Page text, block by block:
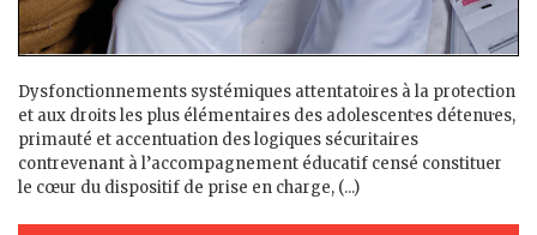
Dysfonctionnements systémiques attentatoires à la protection
et aux droits les plus élémentaires des adolescent·es détenu·es,
primauté et accentuation des logiques sécuritaires
contrevenant à l’accompagnement éducatif censé constituer
le cœur du dispositif de prise en charge, (...)